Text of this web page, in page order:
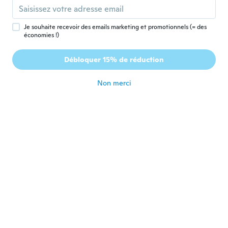
P Inscrit depuis 2017 · 19
Top
il y a 6 ans
E Einfach
Inscrit depuis 2019 · 6 avis
Je souhaite recevoir des emails marketing et promotionnels (= des
économies !)
Débloquer 15% de réduction
Non merci